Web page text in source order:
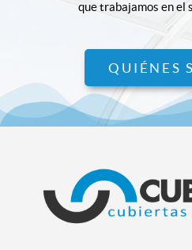
que trabajamos en el
QUIÉNES